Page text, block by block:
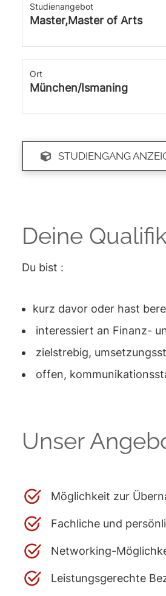
Studienangebot
Master,Master of Arts
Ort
München/Ismaning
STUDIENGANG
Deine
Du bist :
kurz davor oder hast
interessiert an Finanz-
zielstrebig,
offen,
Unser
Möglichkeit zur
Fachliche und
Networking-
Leistungsgerechte